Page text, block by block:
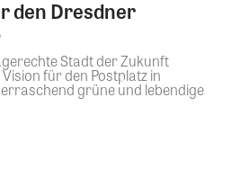
den Dresdner
Stadt der Zukunft
für den Postplatz in
grüne und lebendige